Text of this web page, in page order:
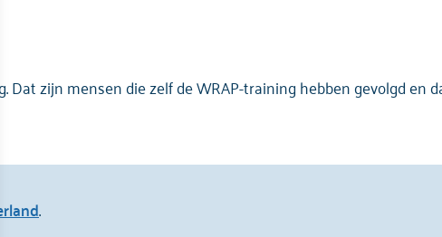
Dat zijn mensen die zelf de WRAP-training hebben gevolgd en
.